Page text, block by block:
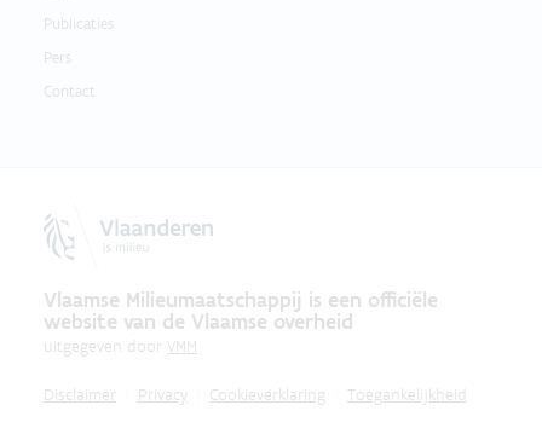
Publicaties
Pers
Contact
Vlaamse Milieumaatschappij is een officiële
website van de Vlaamse overheid
uitgegeven door VMM
Disclaimer Privacy Cookieverklaring Toegankelijkheid